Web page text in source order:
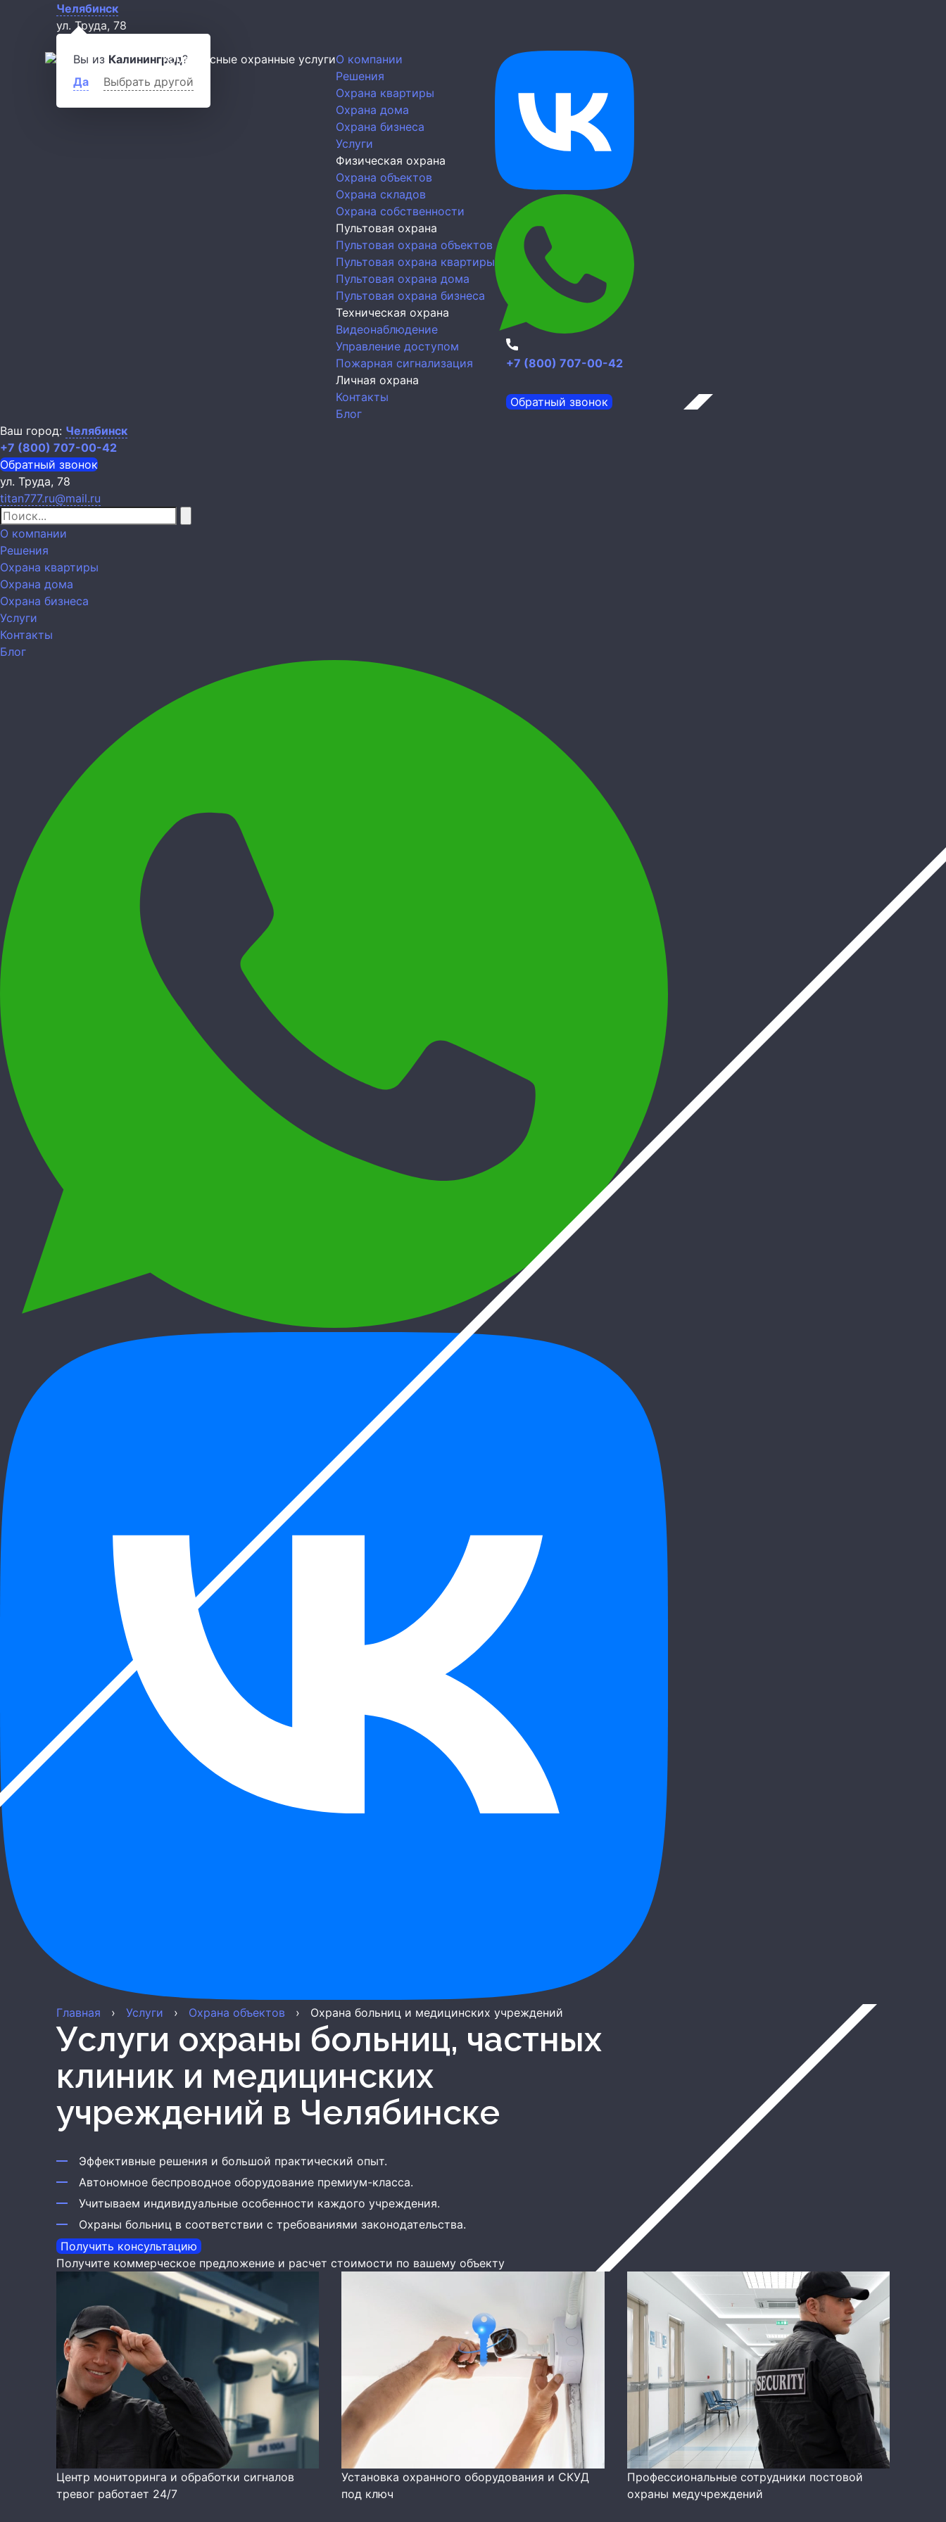
Челябинск
Вы из Калининград?
Да
Выбрать другой
ул. Труда, 78
Комплексные охранные услугиО компании
Решения
Охрана квартиры
Охрана дома
Охрана бизнеса
Услуги
Физическая охрана
Охрана объектов
Охрана складов
Охрана собственности
Пультовая охрана
Пультовая охрана объектов
Пультовая охрана квартиры
Пультовая охрана дома
Пультовая охрана бизнеса
Техническая охрана
Видеонаблюдение
Управление доступом
Пожарная сигнализация
Личная охрана
Контакты
Блог
+7 (800) 707-00-42
Обратный звонок
Ваш город: Челябинск
+7 (800) 707-00-42
Обратный звонок
ул. Труда, 78
titan777.ru@mail.ru
О компании
Решения
Охрана квартиры
Охрана дома
Охрана бизнеса
Услуги
Контакты
Блог
Главная › Услуги › Охрана объектов › Охрана больниц и медицинских учреждений
Услуги охраны больниц, частных
клиник и медицинских
учреждений в Челябинске
Эффективные решения и большой практический опыт.
Автономное беспроводное оборудование премиум-класса.
Учитываем индивидуальные особенности каждого учреждения.
Охраны больниц в соответствии с требованиями законодательства.
Получить консультацию
Получите коммерческое предложение и расчет стоимости по вашему объекту
Центр мониторинга и обработки сигналов
тревог работает 24/7
Установка охранного оборудования и СКУД
под ключ
Профессиональные сотрудники постовой
охраны медучреждений